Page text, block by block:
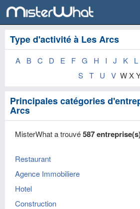
Type d'activité à Les Arcs
A B C D E F G H I J K L
S T U V W X
Principales catégories
Arcs
MisterWhat a trouvé587
Restaurant
Agence Immobiliere
Hotel
Construction